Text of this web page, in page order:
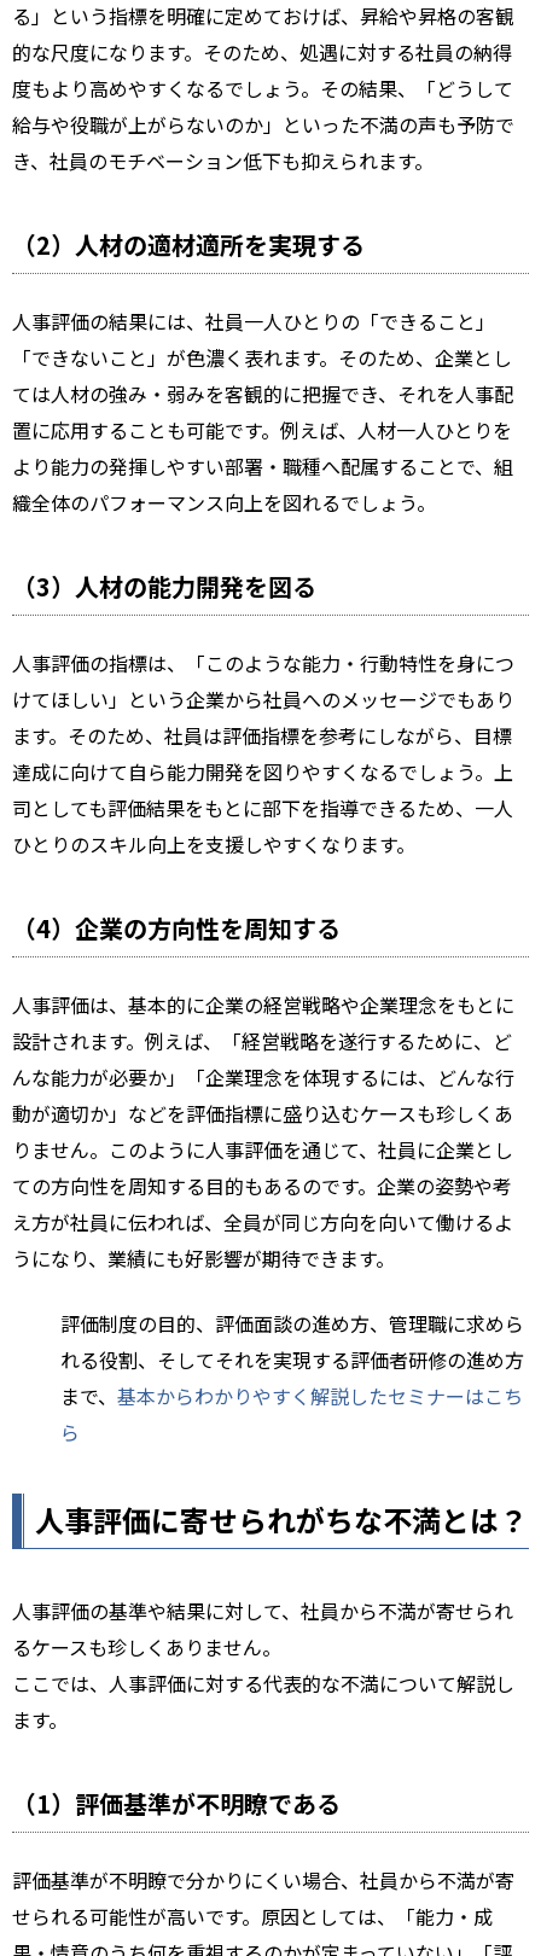
る」という指標を明確に定めておけば、昇給や昇格の客観
的な尺度になります。そのため、処遇に対する社員の納得
度もより高めやすくなるでしょう。その結果、「どうして
給与や役職が上がらないのか」といった不満の声も予防で
き、社員のモチベーション低下も抑えられます。
（2）人材の適材適所を実現する
人事評価の結果には、社員一人ひとりの「できること」
「できないこと」が色濃く表れます。そのため、企業とし
ては人材の強み・弱みを客観的に把握でき、それを人事配
置に応用することも可能です。例えば、人材一人ひとりを
より能力の発揮しやすい部署・職種へ配属することで、組
織全体のパフォーマンス向上を図れるでしょう。
（3）人材の能力開発を図る
人事評価の指標は、「このような能力・行動特性を身につ
けてほしい」という企業から社員へのメッセージでもあり
ます。そのため、社員は評価指標を参考にしながら、目標
達成に向けて自ら能力開発を図りやすくなるでしょう。上
司としても評価結果をもとに部下を指導できるため、一人
ひとりのスキル向上を支援しやすくなります。
（4）企業の方向性を周知する
人事評価は、基本的に企業の経営戦略や企業理念をもとに
設計されます。例えば、「経営戦略を遂行するために、ど
んな能力が必要か」「企業理念を体現するには、どんな行
動が適切か」などを評価指標に盛り込むケースも珍しくあ
りません。このように人事評価を通じて、社員に企業とし
ての方向性を周知する目的もあるのです。企業の姿勢や考
え方が社員に伝われば、全員が同じ方向を向いて働けるよ
うになり、業績にも好影響が期待できます。
評価制度の目的、評価面談の進め方、管理職に求めら
れる役割、そしてそれを実現する評価者研修の進め方
まで、 基本からわかりやすく解説したセミナーはこち
ら
人事評価に寄せられがちな不満とは？
人事評価の基準や結果に対して、社員から不満が寄せられ
るケースも珍しくありません。
ここでは、人事評価に対する代表的な不満について解説し
ます。
（1）評価基準が不明瞭である
評価基準が不明瞭で分かりにくい場合、社員から不満が寄
せられる可能性が高いです。原因としては、「能力・成